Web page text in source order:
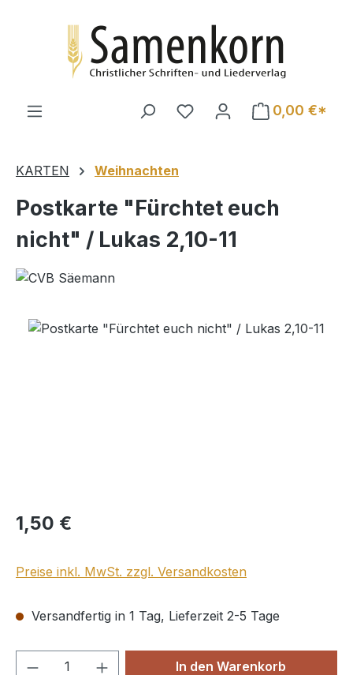
0,00 €*
KARTEN Weihnachten
Postkarte "Fürchtet euch
nicht" / Lukas 2,10-11
Bildergalerie überspringen
Regulärer Preis:
1,50 €
Preise inkl. MwSt. zzgl. Versandkosten
Versandfertig in 1 Tag, Lieferzeit 2-5 Tage
Produkt Anzahl: Gib denIn den Warenkorb